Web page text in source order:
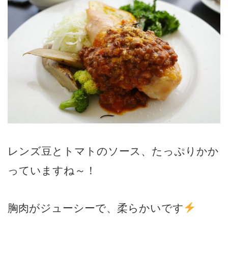
レンズ豆とトマトのソース、たっぷりかか
っていますね～！
胸肉がジューシーで、柔らかいです